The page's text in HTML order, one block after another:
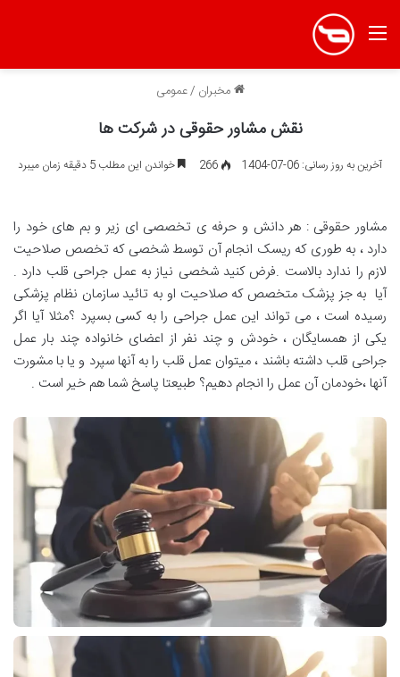
منو
مخبران /عمومی
نقش مشاور حقوقی در شرکت ها
آخرین به روز رسانی: 06-07-1404 266 خواندن این مطلب 5 دقیقه زمان میبرد
مشاور حقوقی : هر دانش و حرفه ی تخصصی ای زیر و بم های خود را
دارد ، به طوری که ریسک انجام آن توسط شخصی که تخصص صلاحیت
لازم را ندارد بالاست .فرض کنید شخصی نیاز به عمل جراحی قلب دارد .
آیا به جز پزشک متخصص که صلاحیت او به تائید سازمان نظام پزشکی
رسیده است ، می تواند این عمل جراحی را به کسی بسپرد ؟مثلا آیا اگر
یکی از همسایگان ، خودش و چند نفر از اعضای خانواده چند بار عمل
جراحی قلب داشته باشند ، میتوان عمل قلب را به آنها سپرد و یا با مشورت
آنها ،خودمان آن عمل را انجام دهیم؟ طبیعتا پاسخ شما هم خیر است .